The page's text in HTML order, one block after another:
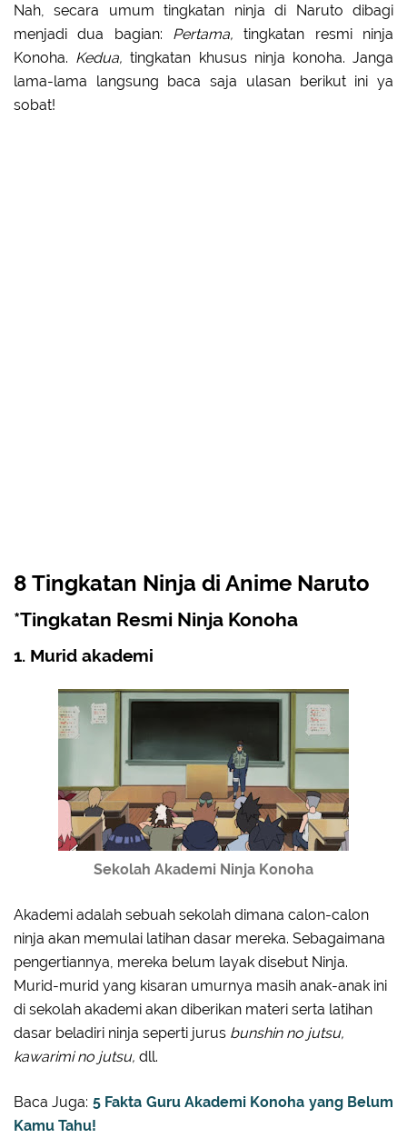
Nah, secara umum tingkatan ninja di Naruto dibagi
menjadi dua bagian: Pertama,tingkatan resmi ninja
Konoha. Kedua,tingkatan khusus ninja konoha. Janga
lama-lama langsung baca saja ulasan berikut ini ya
sobat!
8 Tingkatan Ninja di Anime Naruto
*Tingkatan Resmi Ninja Konoha
1. Murid akademi
Sekolah Akademi Ninja Konoha
Akademi adalah sebuah sekolah dimana calon-calon
ninja akan memulai latihan dasar mereka. Sebagaimana
pengertiannya, mereka belum layak disebut Ninja.
Murid-murid yang kisaran umurnya masih anak-anak ini
di sekolah akademi akan diberikan materi serta latihan
dasar beladiri ninja seperti jurus bunshin no jutsu,
kawarimi no jutsu, dll.
Baca Juga: 5 Fakta Guru Akademi Konoha yang Belum
Kamu Tahu!